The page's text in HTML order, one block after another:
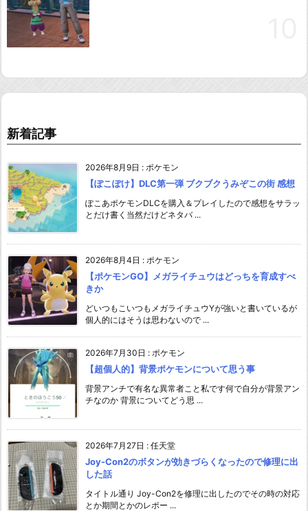
新着記事
2026年8月9日 : ポケモン
【ぽこぽけ】DLC第一弾 ブクブクうみぞこの街 感想
ぽこあポケモンDLCを購入＆プレイしたので感想をサラッ
とだけ書く当然だけどネタバ ...
2026年8月4日 : ポケモン
【ポケモンGO】メガライチュウはどっちを育成すべ
きか
どいつもこいつもメガライチュウYが強いと書いているが
個人的にはそうは思わないので ...
2026年7月30日 : ポケモン
【超個人的】背景ポケモンについて思う事
背景アンチで有名な異常者こと私です何で自分が背景アン
チなのか 背景についてどう思 ...
2026年7月27日 : 任天堂
Joy-Con2のボタンが効きづらくなったので修理に出
した話
タイトル通り Joy-Con2を修理に出したのでその時の対応
とか期間とかのレポー ...